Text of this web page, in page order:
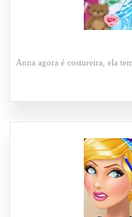
Anna agora é costureira, ela